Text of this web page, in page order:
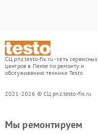
СЦ pnz.testo-fix.ru - сеть сервисных
центров в Пензе по ремонту и
обслуживанию техники Testo
2021-2026 © СЦ pnz.testo-fix.ru
Мы ремонтируем